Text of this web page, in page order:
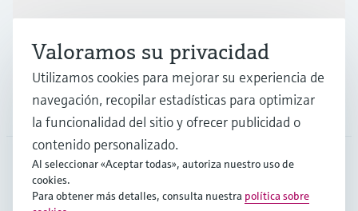
Soporte
Compañía
CHL
Valoramos su privacidad
Utilizamos cookies para mejorar su experiencia de
navegación, recopilar estadísticas para optimizar
la funcionalidad del sitio y ofrecer publicidad o
contenido personalizado.
Al seleccionar «Aceptar todas», autoriza nuestro uso de
cookies.
Para obtener más detalles, consulta nuestra política sobre